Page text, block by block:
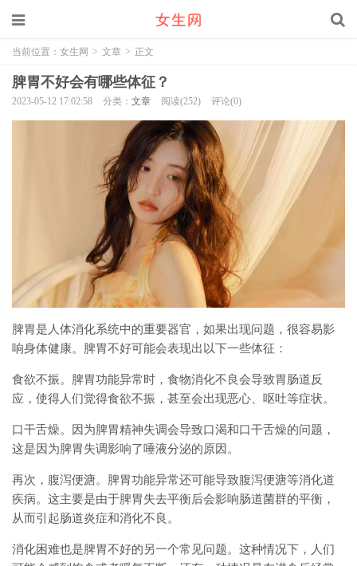
当前位置： 女生网 > 文章 > 正文
脾胃不好会有哪些体征？
2023-05-12 17:02:58 分类： 文章 阅读(252) 评论(0)
脾胃是人体消化系统中的重要器官，如果出现问题，很容易影
响身体健康。脾胃不好可能会表现出以下一些体征：
食欲不振。脾胃功能异常时，食物消化不良会导致胃肠道反
应，使得人们觉得食欲不振，甚至会出现恶心、呕吐等症状。
口干舌燥。因为脾胃精神失调会导致口渴和口干舌燥的问题，
这是因为脾胃失调影响了唾液分泌的原因。
再次，腹泻便溏。脾胃功能异常还可能导致腹泻便溏等消化道
疾病。这主要是由于脾胃失去平衡后会影响肠道菌群的平衡，
从而引起肠道炎症和消化不良。
消化困难也是脾胃不好的另一个常见问题。这种情况下，人们